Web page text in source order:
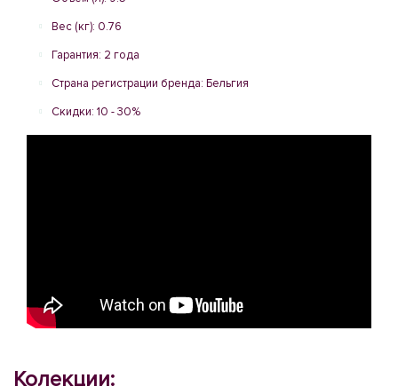
Вес (кг): 0.76
Гарантия: 2 года
Страна регистрации бренда: Бельгия
Скидки: 10 - 30%
Колекции: